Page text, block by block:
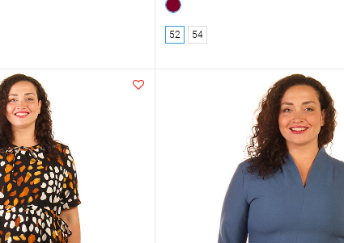
52 54